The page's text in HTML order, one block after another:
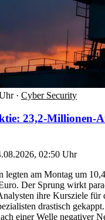
· Cyber Security
23,2-Millionen-
02:50 Uhr
legten am Montag um
Der Sprung wirkt
ihre Kursziele für
drastisch
einer Welle negativer